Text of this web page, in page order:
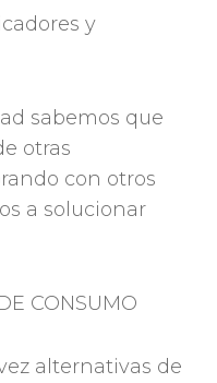
y
sabemos que
otras
con otros
a solucionar
CONSUMO
alternativas de